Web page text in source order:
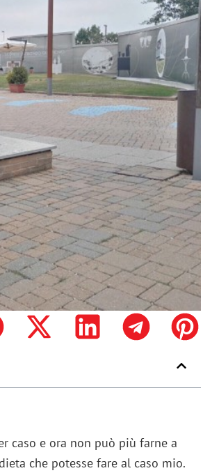
caso e ora non può più farne a
che potesse fare al caso mio.